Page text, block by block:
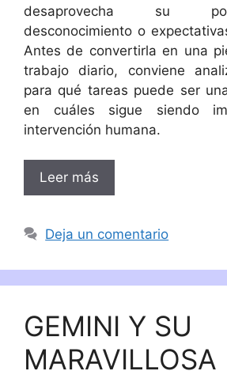
desaprovecha su
desconocimiento o
Antes de convertirla en una
trabajo diario, conviene
para qué tareas puede ser
en cuáles sigue siendo
intervención humana.
Leer más
Deja un comentario
GEMINI Y SU
MARAVILLOSA